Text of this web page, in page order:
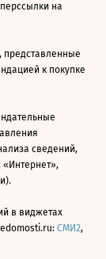
на
представленные
к покупке
сведений,
«Интернет»,
в виджетах
СМИ2,